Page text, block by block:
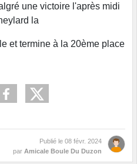
une victoire l'après midi
la
et termine à la 20ème place
Publié le 08 févr. 2024
par Amicale Boule Du Duzon